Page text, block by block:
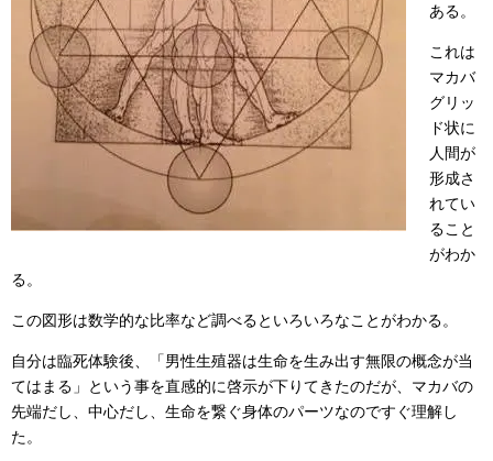
ある。
これは
マカバ
グリッ
ド状に
人間が
形成さ
れてい
ること
がわか
る。
この図形は数学的な比率など調べるといろいろなことがわかる。
自分は臨死体験後、「男性生殖器は生命を生み出す無限の概念が当
てはまる」という事を直感的に啓示が下りてきたのだが、マカバの
先端だし、中心だし、生命を繋ぐ身体のパーツなのですぐ理解し
た。